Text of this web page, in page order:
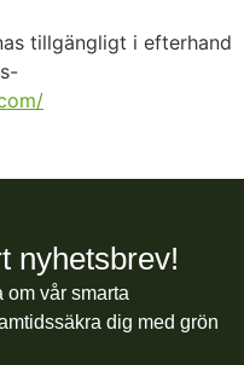
tillgängligt i efterhand
nyhetsbrev!
om vår smarta
dig med grön